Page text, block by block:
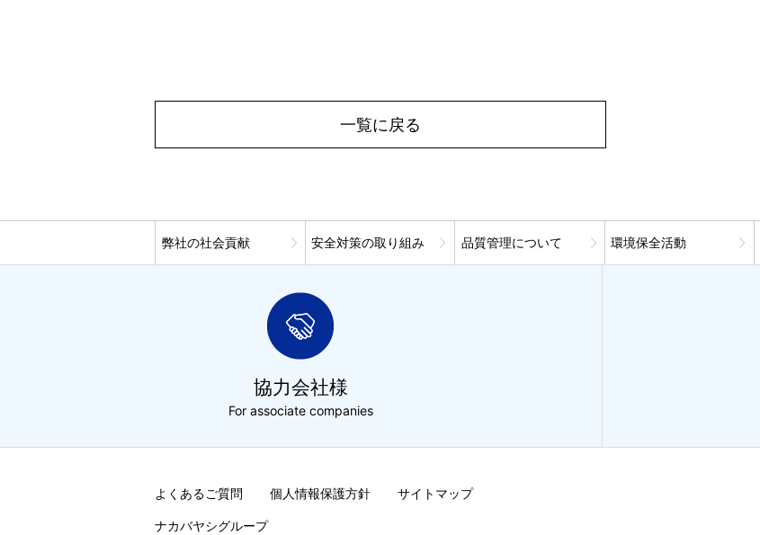
一覧に戻る
弊社の社会貢献 安全対策の取り組み 品質管理について 環境保全活動
協力会社様
For associate companies
よくあるご質問 個人情報保護方針 サイトマップ
ナカバヤシグループ